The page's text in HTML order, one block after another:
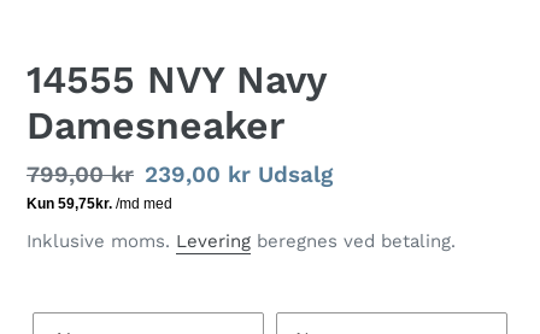
14555 NVY Navy
Damesneaker
Normalpris
799,00 kr Udsalgspris
239,00 kr Udsalg
Inklusive moms. Levering beregnes ved betaling.